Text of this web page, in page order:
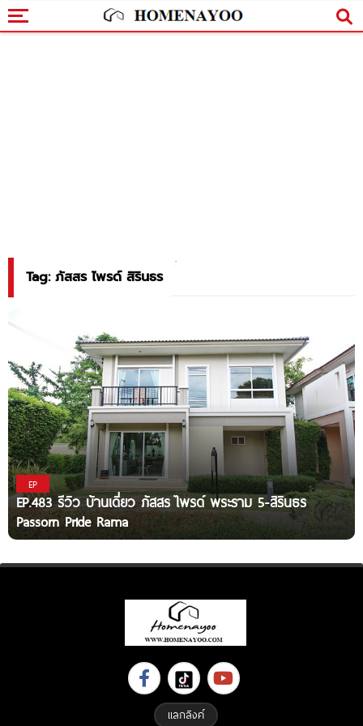
Tag: ภัสสร ไพรด์ สิรินธร
EP
EP.483 รีวิว บ้านเดี่ยว ภัสสร ไพรด์ พระราม 5-สิรินธร
Passorn Pride Rama
แลกลิงค์